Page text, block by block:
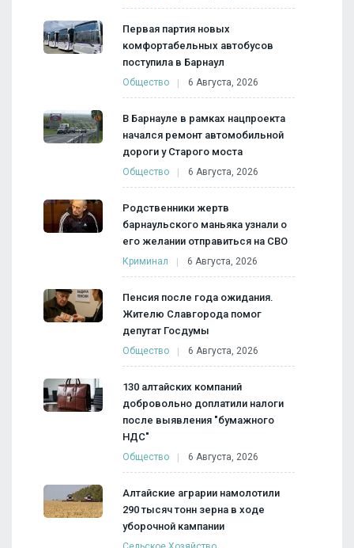
Первая партия новых
комфортабельных автобусов
поступила в Барнаул
Общество 6 Августа, 2026
В Барнауле в рамках нацпроекта
начался ремонт автомобильной
дороги у Старого моста
Общество 6 Августа, 2026
Родственники жертв
барнаульского маньяка узнали о
его желании отправиться на СВО
Криминал 6 Августа, 2026
Пенсия после года ожидания.
Жителю Славгорода помог
депутат Госдумы
Общество 6 Августа, 2026
130 алтайских компаний
добровольно доплатили налоги
после выявления "бумажного
НДС"
Общество 6 Августа, 2026
Алтайские аграрии намолотили
290 тысяч тонн зерна в ходе
уборочной кампании